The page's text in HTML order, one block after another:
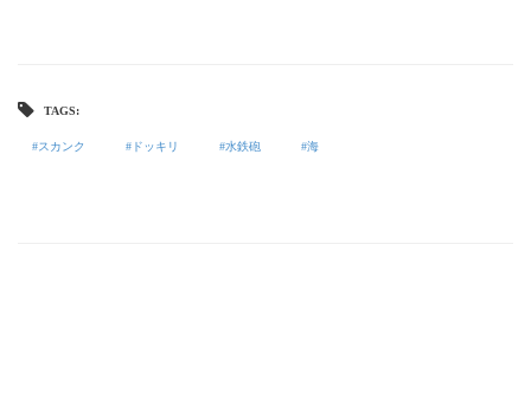
TAGS:
スカンク ドッキリ 水鉄砲 海